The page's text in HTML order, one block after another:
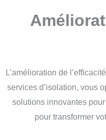
L’amélioration de
services d’isolation, vous
solutions innovantes
pour transformer